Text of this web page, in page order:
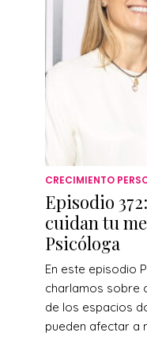
CRECIMIENTO
Episodio
cuidan tu
Psicóloga
En este episodio
charlamos sobre
de los espacios
pueden afectar a